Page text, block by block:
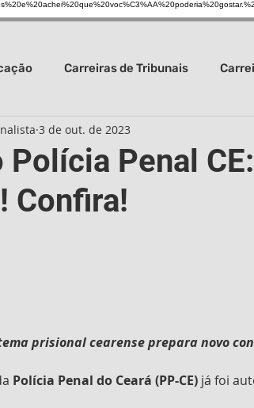
Carreiras de Tribunais
da Saúde
Guarda Civil Concursos de Prefeituras
Polícia Penal
Confira!
3 de out. de 2023
prisional cearense prepara novo
Polícia Penal do Ceará (PP-CE) já foi